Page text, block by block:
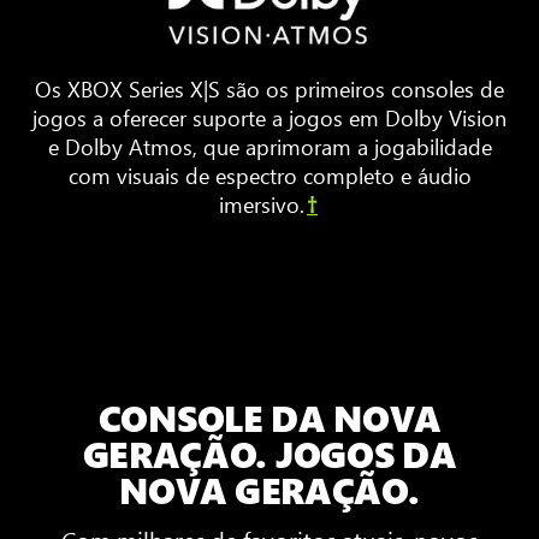
ao
de
uma
TV.
Ondas
sonoras
som
espacial
em
3D
Os XBOX Series X|S são os primeiros consoles de
jogos a oferecer suporte a jogos em Dolby Vision
e Dolby Atmos, que aprimoram a jogabilidade
com visuais de espectro completo e áudio
imersivo.†
CONSOLE DA NOVA
GERAÇÃO. JOGOS DA
NOVA GERAÇÃO.